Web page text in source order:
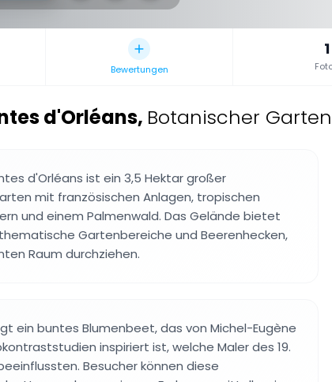
Bewertungen
1
d'Orléans, Botanischer
d'Orléans ist ein 3,5 Hektar großer
mit französischen Anlagen, tropischen
und einem Palmenwald. Das Gelände bietet
Gartenbereiche und Beerenhecken,
Raum durchziehen.
ein buntes Blumenbeet, das von Michel-Eugène
inspiriert ist, welche Maler des 19.
Besucher können diese